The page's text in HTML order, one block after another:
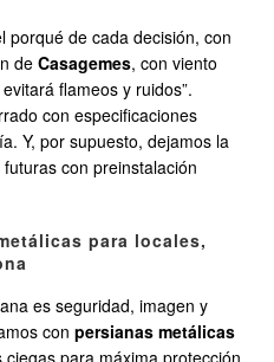
porqué de cada decisión, con
de Casagemes, con viento
flameos y ruidos”.
con especificaciones
Y, por supuesto, dejamos la
con preinstalación
para locales,
es seguridad, imagen y
con persianas metálicas
para máxima protección,